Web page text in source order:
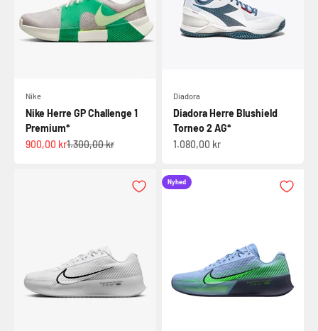
Nike
Nike Herre GP Challenge 1
Premium*
Salgspris
900,00 krNormalpris
1.300,00 kr
Diadora
Diadora Herre Blushield
Torneo 2 AG*
Salgspris
1.080,00 kr
Nyhed